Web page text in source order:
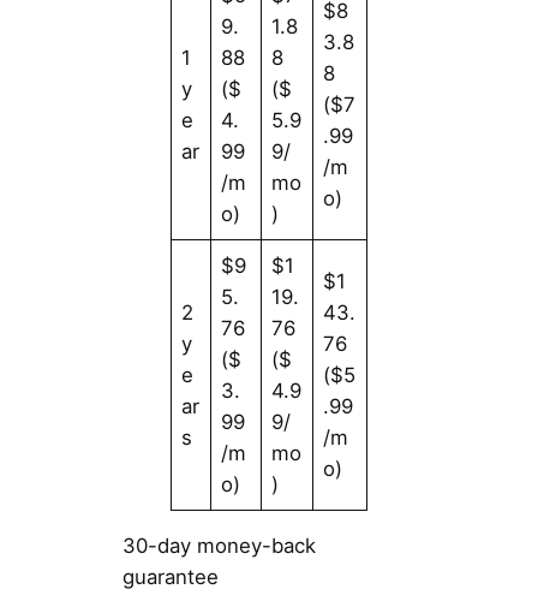
1
y
e
ar
9.
88
($
4.
99
/m
o)
1.8
8
($
5.9
9/
mo
)
$8
3.8
8
($7
.99
/m
o)
2
y
e
ar
s
$9
5.
76
($
3.
99
/m
o)
$1
19.
76
($
4.9
9/
mo
)
$1
43.
76
($5
.99
/m
o)
30-day money-back
guarantee